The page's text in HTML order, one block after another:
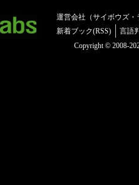
運営会社（サイボウズ・
新着ブック(RSS)
言語
Copyright © 2008-